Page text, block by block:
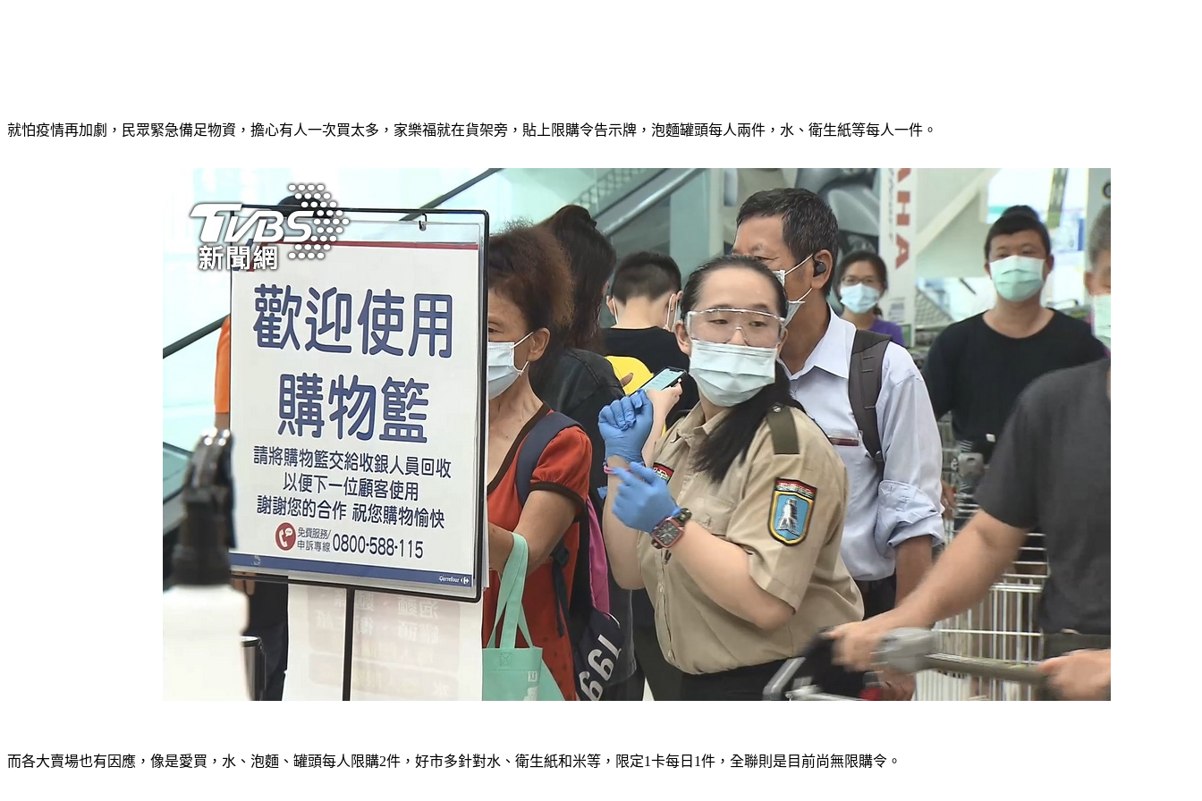
就怕疫情再加劇，民眾緊急備足物資，擔心有人一次買太多，家樂福就在貨架旁，貼上限購令告示牌，泡麵罐頭每人兩件，水、衛生紙等每人一件。
而各大賣場也有因應，像是愛買，水、泡麵、罐頭每人限購2件，好市多針對水、衛生紙和米等，限定1卡每日1件，全聯則是目前尚無限購令。